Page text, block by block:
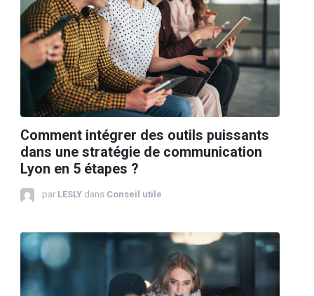
Comment intégrer des outils puissants
dans une stratégie de communication
Lyon en 5 étapes ?
par LESLY dans Conseil utile